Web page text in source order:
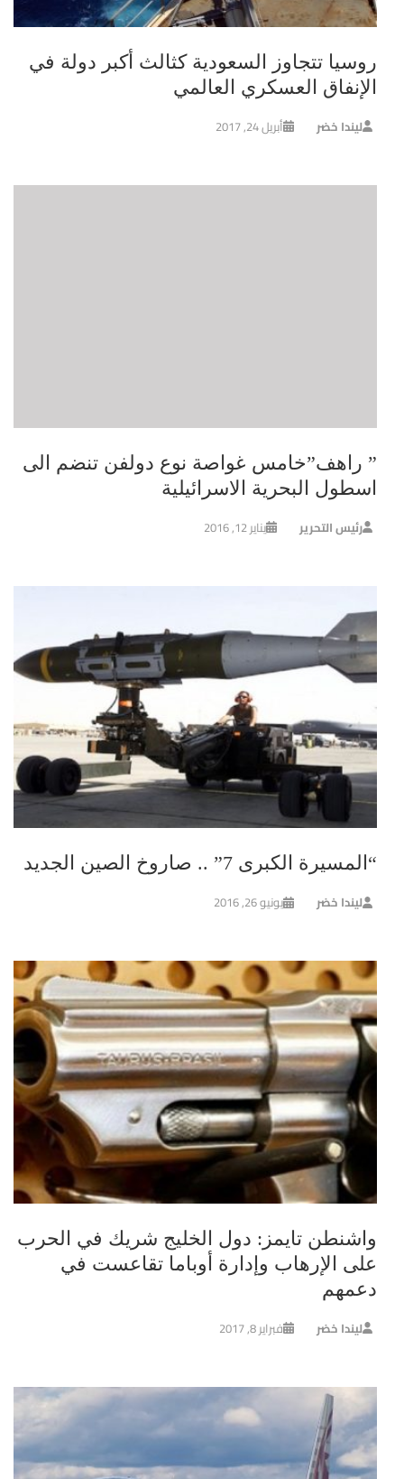
روسيا تتجاوز السعودية كثالث أكبر دولة في
الإنفاق العسكري العالمي
ليندا خضر أبريل 24, 2017
” راهف”خامس غواصة نوع دولفن تنضم الى
اسطول البحرية الاسرائيلية
رئيس التحرير يناير 12, 2016
“المسيرة الكبرى 7” .. صاروخ الصين الجديد
ليندا خضر يونيو 26, 2016
واشنطن تايمز: دول الخليج شريك في الحرب
على الإرهاب وإدارة أوباما تقاعست في
دعمهم
ليندا خضر فبراير 8, 2017